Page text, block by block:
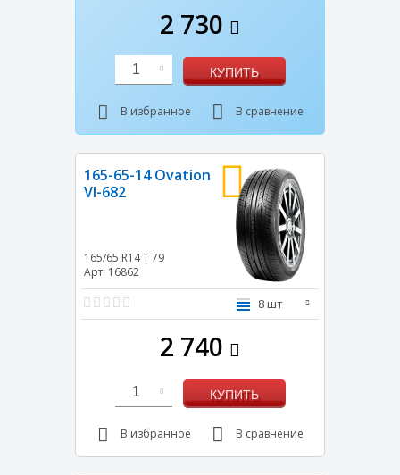
2 730
1 КУПИТЬ
В избранное В сравнение
165-65-14 Ovation
VI-682
165/65 R14T79
Арт. 16862
8 шт
2 740
1 КУПИТЬ
В избранное В сравнение